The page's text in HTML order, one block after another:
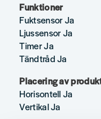
Funktioner
Fuktsensor Ja
Ljussensor Ja
Timer Ja
Tändtråd Ja
Placering av
Horisontell Ja
Vertikal Ja